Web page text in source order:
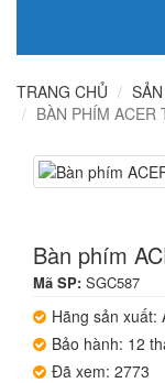
TRANG CHỦ
BÀN PHÍM ACER
Bàn phím
Mã SP: SGC587
Hãng sản xuất:
Bảo hành: 12
Đã xem: 2773